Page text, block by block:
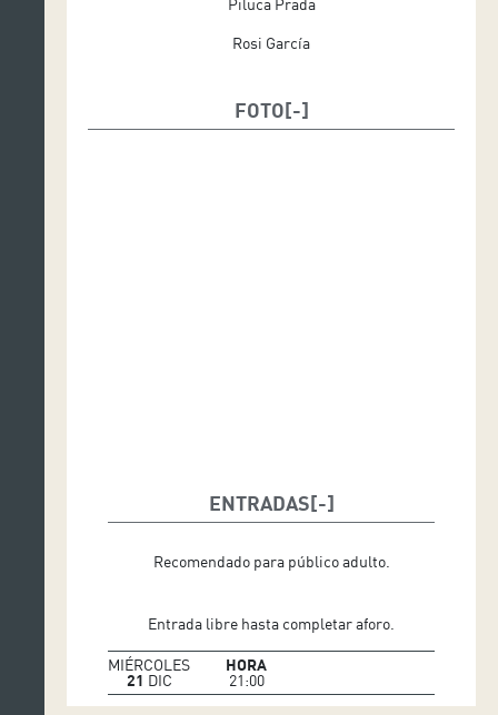
Piluca Prada
Rosi García
FOTO
ENTRADAS
Recomendado para público adulto.
Entrada libre hasta completar aforo.
MIÉRCOLES
21 DIC
HORA
21:00